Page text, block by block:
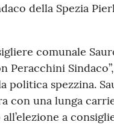
della Spezia
comunale
Peracchini
spezzina.
con una lunga
a